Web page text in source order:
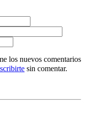
los nuevos comentarios
sin comentar.